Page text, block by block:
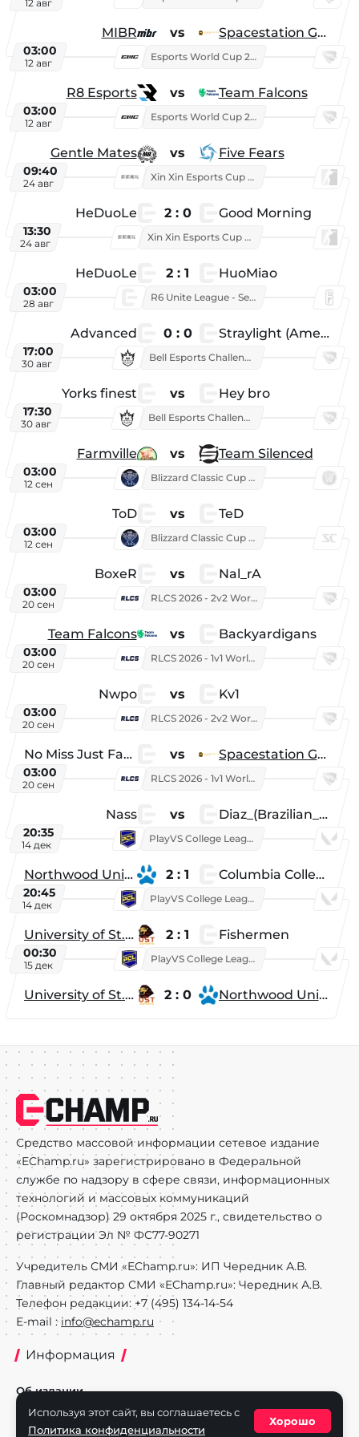
12 авг
MIBR vs Spacestation Gaming
03:00
12 авг
Esports World Cup 2026
R8 Esports vs Team Falcons
03:00
12 авг
Esports World Cup 2026
Gentle Mates vs Five Fears
09:40
24 авг
Xin Xin Esports Cup 2025
HeDuoLe 2 : 0 Good Morning
13:30
24 авг
Xin Xin Esports Cup 2026
HeDuoLe 2 : 1 HuoMiao
03:00
28 авг
R6 Unite League - Season 1
Advanced 0 : 0 Straylight (American team)
17:00
30 авг
Bell Esports Challenge 2026
Yorks finest vs Hey bro
17:30
30 авг
Bell Esports Challenge 2026
Farmville vs Team Silenced
03:00
12 сен
Blizzard Classic Cup 2026
ToD vs TeD
03:00
12 сен
Blizzard Classic Cup 2026
BoxeR vs Nal_rA
03:00
20 сен
RLCS 2026 - 2v2 World Championship
Team Falcons vs Backyardigans
03:00
20 сен
RLCS 2026 - 1v1 World Championship
Nwpo vs Kv1
03:00
20 сен
RLCS 2026 - 2v2 World Championship
No Miss Just Fake vs Spacestation Gaming
03:00
20 сен
RLCS 2026 - 1v1 World Championship
Nass vs Diaz_(Brazilian_Player)
20:35
14 дек
PlayVS College League 2025: Fall
Northwood University 2 : 1 Columbia College
20:45
14 дек
PlayVS College League 2025: Fall
University of St. Thomas 2 : 1 Fishermen
00:30
15 дек
PlayVS College League 2025: Fall
University of St. Thomas 2 : 0 Northwood University
Средство массовой информации сетевое издание
«EChamp.ru» зарегистрировано в Федеральной
службе по надзору в сфере связи, информационных
технологий и массовых коммуникаций
(Роскомнадзор) 29 октября 2025 г., свидетельство о
регистрации Эл № ФС77-90271
Учредитель СМИ «EChamp.ru»: ИП Чередник А.В.
Главный редактор СМИ «EChamp.ru»: Чередник А.В.
Телефон редакции: +7 (495) 134-14-54
E-mail : info@echamp.ru
Информация
Об издании
Реклама на портале
Используя этот сайт, вы соглашаетесь с
Политика конфиденциальности
Хорошо